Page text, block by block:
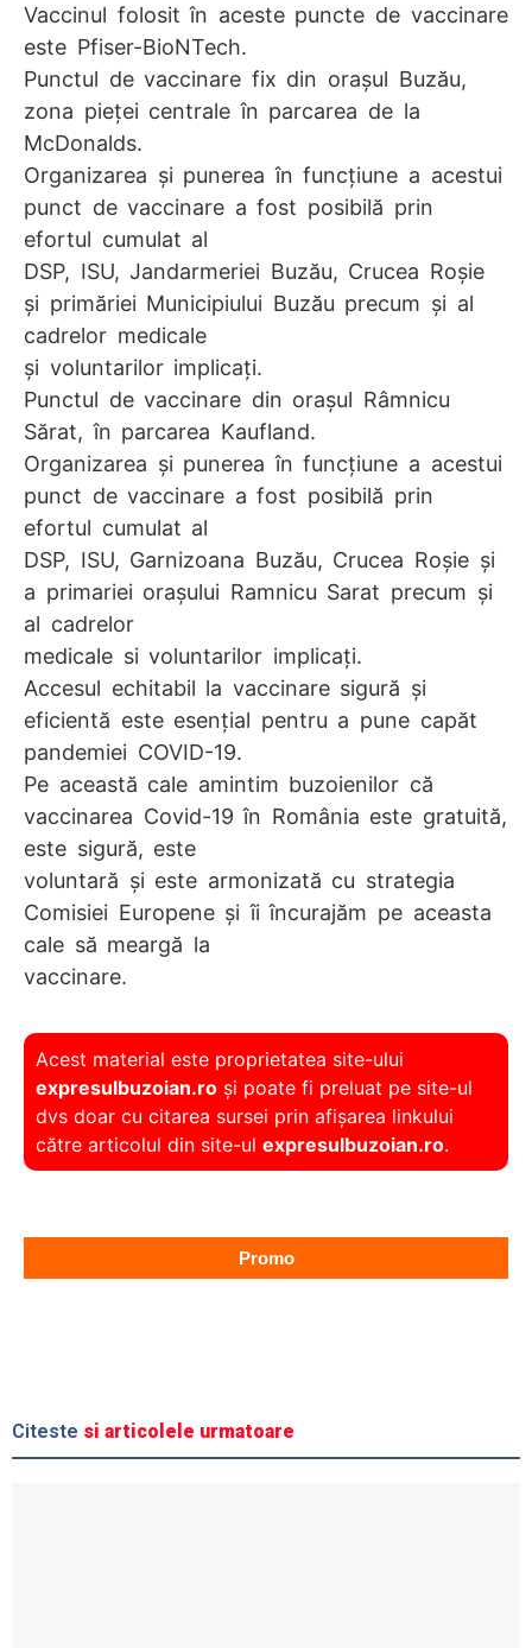
Vaccinul folosit în aceste puncte de vaccinare
este Pfiser-BioNTech.
Punctul de vaccinare fix din orașul Buzău,
zona pieței centrale în parcarea de la
McDonalds.
Organizarea și punerea în funcțiune a acestui
punct de vaccinare a fost posibilă prin
efortul cumulat al
DSP, ISU, Jandarmeriei Buzău, Crucea Roșie
și primăriei Municipiului Buzău precum și al
cadrelor medicale
și voluntarilor implicați.
Punctul de vaccinare din orașul Râmnicu
Sărat, în parcarea Kaufland.
Organizarea și punerea în funcțiune a acestui
punct de vaccinare a fost posibilă prin
efortul cumulat al
DSP, ISU, Garnizoana Buzău, Crucea Roșie și
a primariei orașului Ramnicu Sarat precum și
al cadrelor
medicale si voluntarilor implicați.
Accesul echitabil la vaccinare sigură și
eficientă este esențial pentru a pune capăt
pandemiei COVID-19.
Pe această cale amintim buzoienilor că
vaccinarea Covid-19 în România este gratuită,
este sigură, este
voluntară și este armonizată cu strategia
Comisiei Europene și îi încurajăm pe aceasta
cale să meargă la
vaccinare.
Acest material este proprietatea site-ului
expresulbuzoian.ro și poate fi preluat pe site-ul
dvs doar cu citarea sursei prin afișarea linkului
către articolul din site-ul expresulbuzoian.ro.
Promo
Citeste si articolele urmatoare